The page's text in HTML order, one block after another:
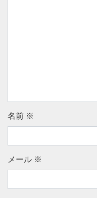
名前 ※
メール ※